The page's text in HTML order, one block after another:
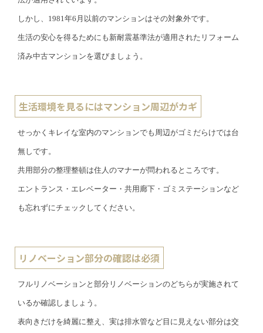
しかし、1981年6月以前のマンションはその対象外です。
生活の安心を得るためにも新耐震基準法が適用されたリフォーム
済み中古マンションを選びましょう。
生活環境を見るにはマンション周辺がカギ
せっかくキレイな室内のマンションでも周辺がゴミだらけでは台
無しです。
共用部分の整理整頓は住人のマナーが問われるところです。
エントランス・エレベーター・共用廊下・ゴミステーションなど
も忘れずにチェックしてください。
リノベーション部分の確認は必須
フルリノベーションと部分リノベーションのどちらが実施されて
いるか確認しましょう。
表向きだけを綺麗に整え、実は排水管など目に見えない部分は交